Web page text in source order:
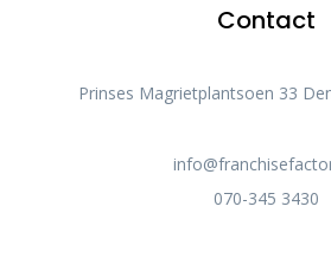
Contact
Prinses Magrietplantsoen 33
070-345 3430